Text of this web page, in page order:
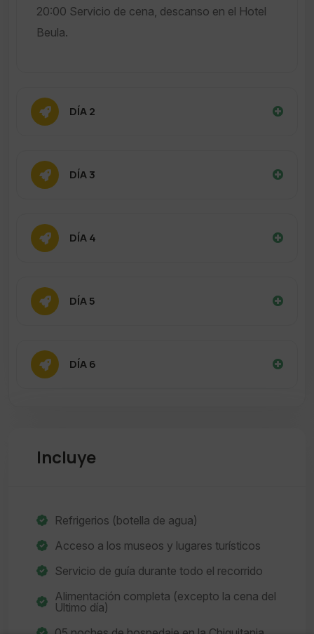
20:00 Servicio de cena, descanso en el Hotel
Beula.
DÍA 2
DÍA 3
DÍA 4
DÍA 5
DÍA 6
Incluye
Refrigerios (botella de agua)
Acceso a los museos y lugares turísticos
Servicio de guía durante todo el recorrido
Alimentación completa (excepto la cena del
Ultimo día)